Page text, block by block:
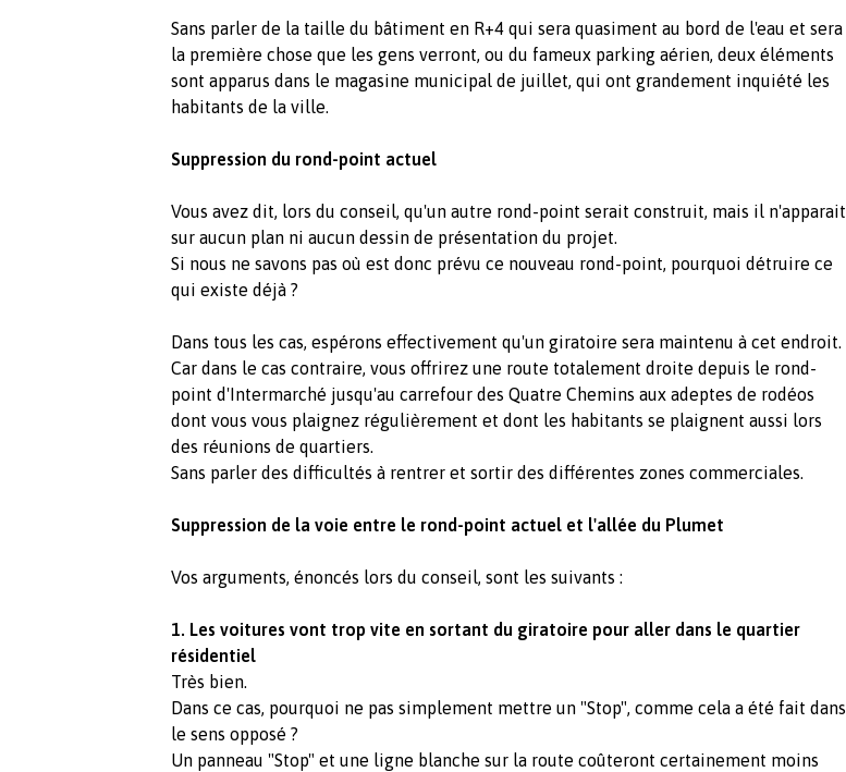
Sans parler de la taille du bâtiment en R+4 qui sera quasiment au bord de l'eau et sera
la première chose que les gens verront, ou du fameux parking aérien, deux éléments
sont apparus dans le magasine municipal de juillet, qui ont grandement inquiété les
habitants de la ville.
Suppression du rond-point actuel
Vous avez dit, lors du conseil, qu'un autre rond-point serait construit, mais il n'apparait
sur aucun plan ni aucun dessin de présentation du projet.
Si nous ne savons pas où est donc prévu ce nouveau rond-point, pourquoi détruire ce
qui existe déjà ?
Dans tous les cas, espérons effectivement qu'un giratoire sera maintenu à cet endroit.
Car dans le cas contraire, vous offrirez une route totalement droite depuis le rond-
point d'Intermarché jusqu'au carrefour des Quatre Chemins aux adeptes de rodéos
dont vous vous plaignez régulièrement et dont les habitants se plaignent aussi lors
des réunions de quartiers.
Sans parler des difficultés à rentrer et sortir des différentes zones commerciales.
Suppression de la voie entre le rond-point actuel et l'allée du Plumet
Vos arguments, énoncés lors du conseil, sont les suivants :
1. Les voitures vont trop vite en sortant du giratoire pour aller dans le quartier
résidentiel
Très bien.
Dans ce cas, pourquoi ne pas simplement mettre un "Stop", comme cela a été fait dans
le sens opposé ?
Un panneau "Stop" et une ligne blanche sur la route coûteront certainement moins